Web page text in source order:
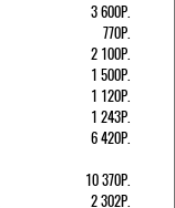
3 600Р.
770Р.
2 100Р.
1 500Р.
1 120Р.
1 243Р.
6 420Р.
10 370Р.
2 302Р.